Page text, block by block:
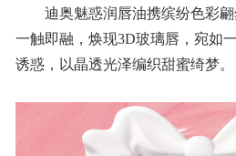
迪奥魅惑润唇油携缤纷色彩
一触即融，焕现3D玻璃唇，宛如
诱惑，以晶透光泽编织甜蜜绮梦。